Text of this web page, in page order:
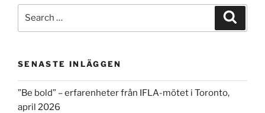
SENASTE INLÄGGEN
”Be bold” – erfarenheter från IFLA-mötet i Toronto,
april 2026